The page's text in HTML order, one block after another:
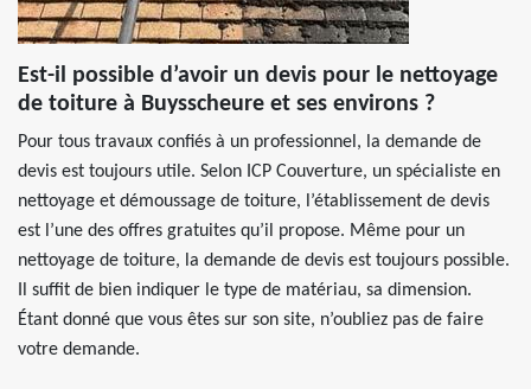
Est-il possible d’avoir un devis pour le nettoyage
de toiture à Buysscheure et ses environs ?
Pour tous travaux confiés à un professionnel, la demande de
devis est toujours utile. Selon ICP Couverture, un spécialiste en
nettoyage et démoussage de toiture, l’établissement de devis
est l’une des offres gratuites qu’il propose. Même pour un
nettoyage de toiture, la demande de devis est toujours possible.
Il suffit de bien indiquer le type de matériau, sa dimension.
Étant donné que vous êtes sur son site, n’oubliez pas de faire
votre demande.